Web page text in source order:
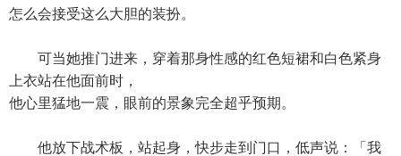
怎么会接受这么大胆的装扮。
可当她推门进来，穿着那身性感的红色短裙和白色紧身
上衣站在他面前时，
他心里猛地一震，眼前的景象完全超乎预期。
他放下战术板，站起身，快步走到门口，低声说：「我